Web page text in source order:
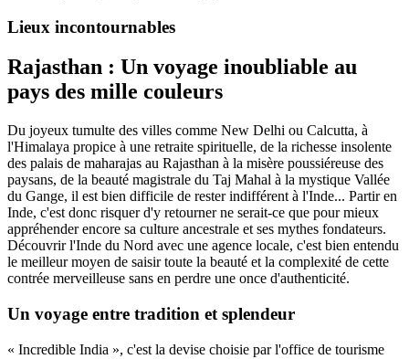
Lieux incontournables
Rajasthan : Un voyage inoubliable au
pays des mille couleurs
Du joyeux tumulte des villes comme New Delhi ou Calcutta, à
l'Himalaya propice à une retraite spirituelle, de la richesse insolente
des palais de maharajas au Rajasthan à la misère poussiéreuse des
paysans, de la beauté magistrale du Taj Mahal à la mystique Vallée
du Gange, il est bien difficile de rester indifférent à l'Inde... Partir en
Inde, c'est donc risquer d'y retourner ne serait-ce que pour mieux
appréhender encore sa culture ancestrale et ses mythes fondateurs.
Découvrir l'Inde du Nord avec une agence locale, c'est bien entendu
le meilleur moyen de saisir toute la beauté et la complexité de cette
contrée merveilleuse sans en perdre une once d'authenticité.
Un voyage entre tradition et splendeur
« Incredible India », c'est la devise choisie par l'office de tourisme